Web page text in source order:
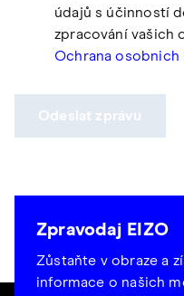
údajů s účinností
zpracování vašich
Ochrana osobnich
Odeslat zprávu
Zpravodaj EIZO
Zůstaňte v obraze a
informace o našich